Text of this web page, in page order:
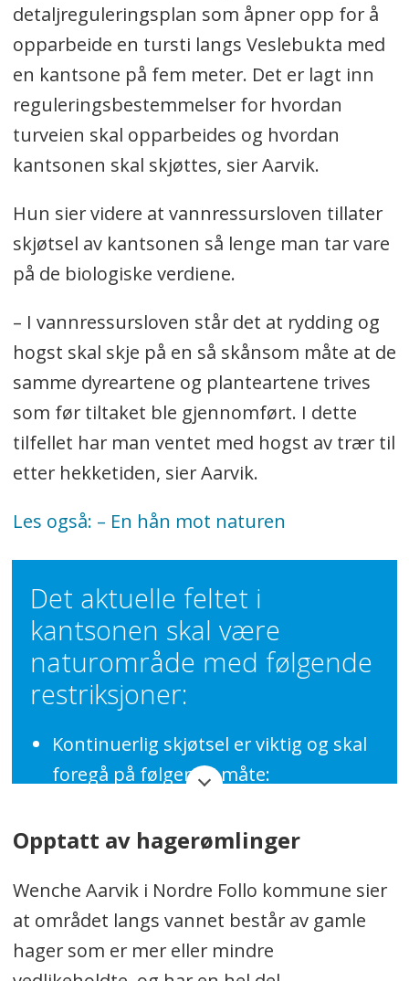
detaljreguleringsplan som åpner opp for å
opparbeide en tursti langs Veslebukta med
en kantsone på fem meter. Det er lagt inn
reguleringsbestemmelser for hvordan
turveien skal opparbeides og hvordan
kantsonen skal skjøttes, sier Aarvik.
Hun sier videre at vannressursloven tillater
skjøtsel av kantsonen så lenge man tar vare
på de biologiske verdiene.
– I vannressursloven står det at rydding og
hogst skal skje på en så skånsom måte at de
samme dyreartene og planteartene trives
som før tiltaket ble gjennomført. I dette
tilfellet har man ventet med hogst av trær til
etter hekketiden, sier Aarvik.
Les også: – En hån mot naturen
Det aktuelle feltet i
kantsonen skal være
naturområde med følgende
restriksjoner:
Kontinuerlig skjøtsel er viktig og skal
foregå på følgende måte:
Tynning skal ikke være større enn at
vegetasjonsbeltet fortsatt består
som en skjerm. Tynning må ikke
endre sammensetningen av
plantearter.
Opptatt av hagerømlinger
Wenche Aarvik i Nordre Follo kommune sier
at området langs vannet består av gamle
hager som er mer eller mindre